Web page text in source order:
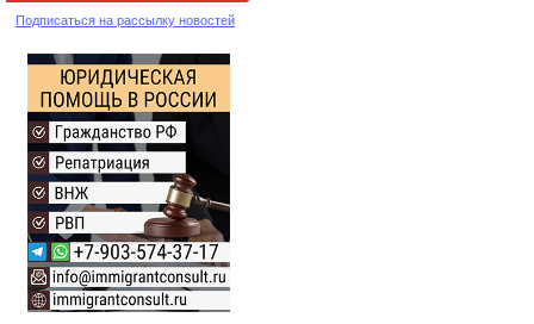
Подписаться на рассылку новостей